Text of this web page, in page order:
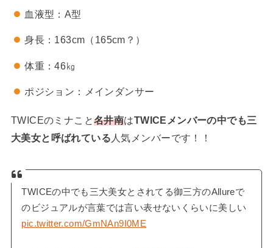
血液型：A型
身長：163cm（165cm？）
体重：46㎏
ポジション：メインダンサー
TWICEのミナこと名井南はTWICEメンバーの中でも三
大美女と呼ばれている 人気メンバーです！！
TWICEの中でも三大美女とされてる御三方のAllureで
のビジュアルが言葉では言い表せないくらいに美しい
pic.twitter.com/GmNAn9I0ME